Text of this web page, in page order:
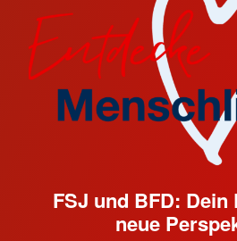
FSJ und BFD:
neue